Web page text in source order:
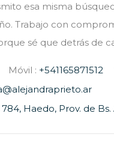
esa misma
Trabajo con
sé que detrás de
Móvil : +541165871512
Haedo, Prov. de Bs.